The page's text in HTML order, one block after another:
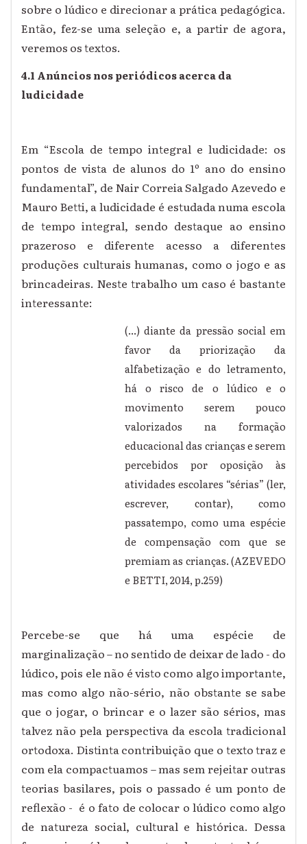
sobre o lúdico e direcionar a prática pedagógica.
Então, fez-se uma seleção e, a partir de agora,
veremos os textos.
4.1 Anúncios nos periódicos acerca da
ludicidade
Em “Escola de tempo integral e ludicidade: os
pontos de vista de alunos do 1º ano do ensino
fundamental”, de Nair Correia Salgado Azevedo e
Mauro Betti, a ludicidade é estudada numa escola
de tempo integral, sendo destaque ao ensino
prazeroso e diferente acesso a diferentes
produções culturais humanas, como o jogo e as
brincadeiras. Neste trabalho um caso é bastante
interessante:
(...) diante da pressão social em
favor da priorização da
alfabetização e do letramento,
há o risco de o lúdico e o
movimento serem pouco
valorizados na formação
educacional das crianças e serem
percebidos por oposição às
atividades escolares “sérias” (ler,
escrever, contar), como
passatempo, como uma espécie
de compensação com que se
premiam as crianças. (AZEVEDO
e BETTI, 2014, p.259)
Percebe-se que há uma espécie de
marginalização – no sentido de deixar de lado - do
lúdico, pois ele não é visto como algo importante,
mas como algo não-sério, não obstante se sabe
que o jogar, o brincar e o lazer são sérios, mas
talvez não pela perspectiva da escola tradicional
ortodoxa. Distinta contribuição que o texto traz e
com ela compactuamos – mas sem rejeitar outras
teorias basilares, pois o passado é um ponto de
reflexão - é o fato de colocar o lúdico como algo
de natureza social, cultural e histórica. Dessa